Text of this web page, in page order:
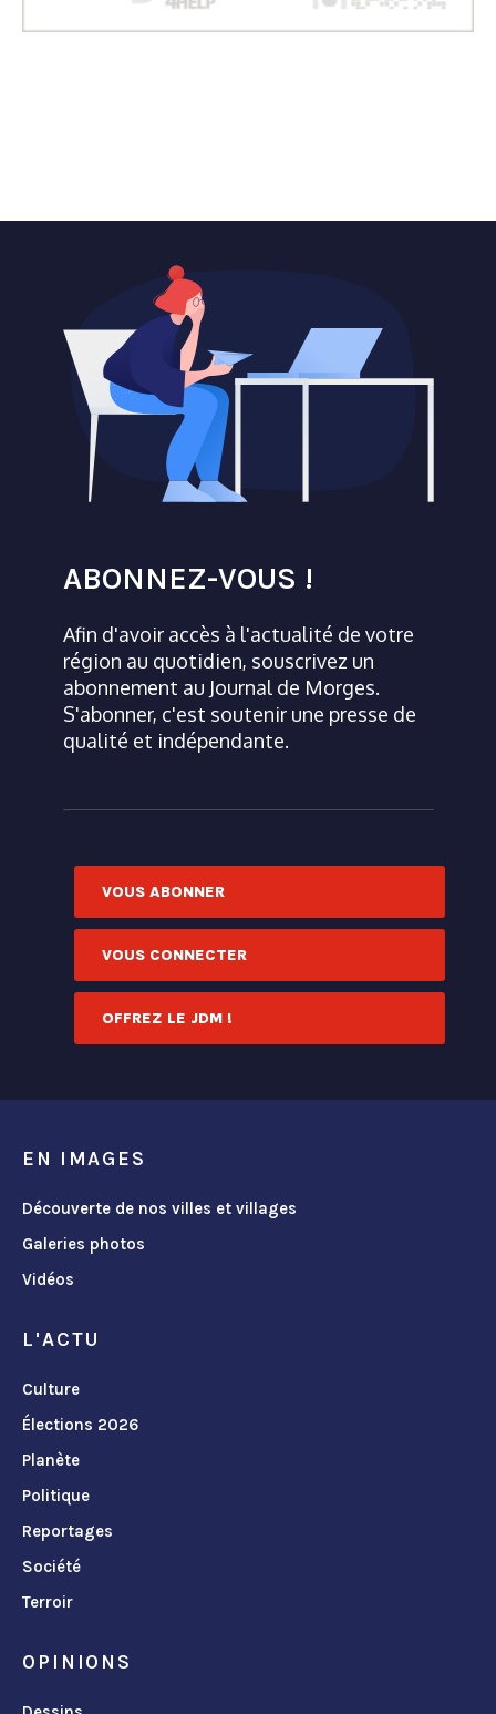
ABONNEZ-VOUS !
Afin d'avoir accès à l'actualité de votre
région au quotidien, souscrivez un
abonnement au Journal de Morges.
S'abonner, c'est soutenir une presse de
qualité et indépendante.
VOUS ABONNER
VOUS CONNECTER
OFFREZ LE JDM !
EN IMAGES
Découverte de nos villes et villages
Galeries photos
Vidéos
L'ACTU
Culture
Élections 2026
Planète
Politique
Reportages
Société
Terroir
OPINIONS